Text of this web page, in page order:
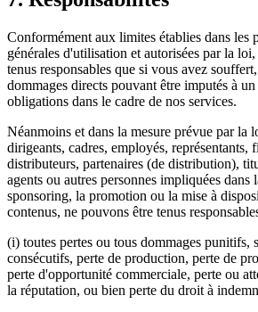
Conformément aux limites établies dans les
générales d'utilisation et autorisées par la
tenus responsables que si vous avez
dommages directs pouvant être imputés à
obligations dans le cadre de nos services.
Néanmoins et dans la mesure prévue par la
dirigeants, cadres, employés, représentants,
distributeurs, partenaires (de distribution),
agents ou autres personnes impliquées dans
sponsoring, la promotion ou la mise à
contenus, ne pouvons être tenus
(i) toutes pertes ou tous dommages punitifs,
consécutifs, perte de production, perte de
perte d'opportunité commerciale, perte ou
la réputation, ou bien perte du droit à